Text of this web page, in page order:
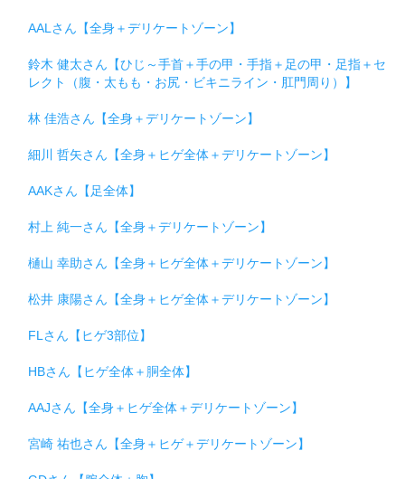
AALさん【全身＋デリケートゾーン】
鈴木 健太さん【ひじ～手首＋手の甲・手指＋足の甲・足指＋セ
レクト（腹・太もも・お尻・ビキニライン・肛門周り）】
林 佳浩さん【全身＋デリケートゾーン】
細川 哲矢さん【全身＋ヒゲ全体＋デリケートゾーン】
AAKさん【足全体】
村上 純一さん【全身＋デリケートゾーン】
樋山 幸助さん【全身＋ヒゲ全体＋デリケートゾーン】
松井 康陽さん【全身＋ヒゲ全体＋デリケートゾーン】
FLさん【ヒゲ3部位】
HBさん【ヒゲ全体＋胴全体】
AAJさん【全身＋ヒゲ全体＋デリケートゾーン】
宮崎 祐也さん【全身＋ヒゲ＋デリケートゾーン】